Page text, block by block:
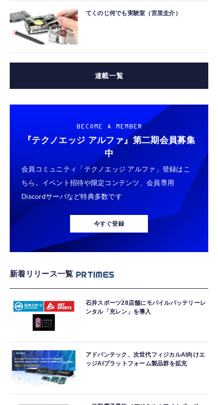
てくのじ何でも実験室（宮里圭介）
連載一覧
BECOME A MEMBER
『テクノエッジ アルファ』 第二期会員募集
中
会員コミュニティ「テクノエッジ アルファ」登録はこ
ちら。イベント招待や限定コンテンツ、会員専用
Discordサーバなど特典多数です
今すぐ登録
新着リリース一覧
石井スポーツ28店舗にモバイルバッテリーレ
ンタル「充レン」を導入
アドバンテック、次世代フィジカルAI向けエ
ッジAIプラットフォーム製品群を拡充